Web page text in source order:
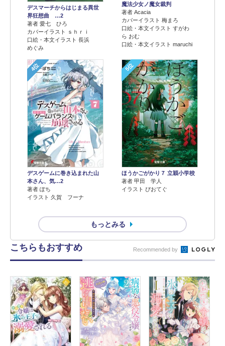
デスマーチからはじまる異世
界狂想曲 …2
著者 愛七 ひろ
カバーイラスト ｓｈｒｉ
口絵・本文イラスト 長浜
めぐみ
魔法少女ノ魔女裁判
著者 Acacia
カバーイラスト 梅まろ
口絵・本文イラスト すがわ
ら おむ
口絵・本文イラスト maruchi
4位
デスゲームに巻き込まれた山
本さん、気…2
著者 ぽち
イラスト 久賀 フーナ
5位
ほうかごがかり７ 立穎小学校
著者 甲田 学人
イラスト ぴおてぐ
もっとみる
こちらもおすすめ Recommended by